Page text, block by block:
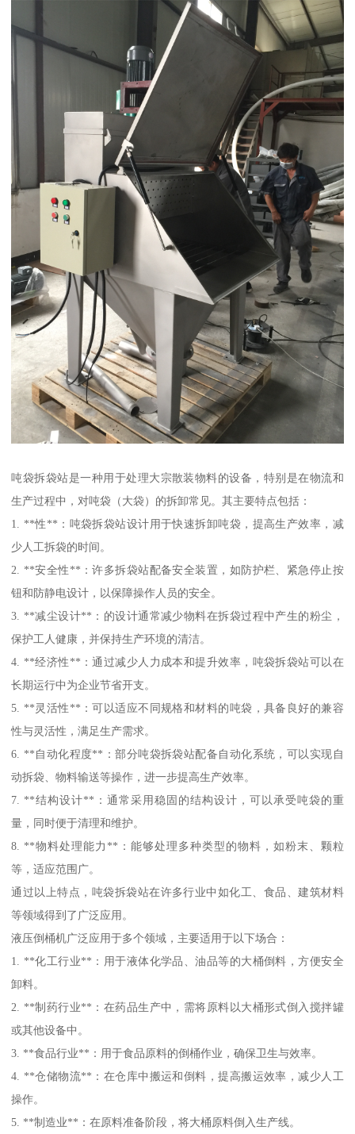
吨袋拆袋站是一种用于处理大宗散装物料的设备，特别是在物流和
生产过程中，对吨袋（大袋）的拆卸常见。其主要特点包括：
1. **性**：吨袋拆袋站设计用于快速拆卸吨袋，提高生产效率，减
少人工拆袋的时间。
2. **安全性**：许多拆袋站配备安全装置，如防护栏、紧急停止按
钮和防静电设计，以保障操作人员的安全。
3. **减尘设计**：的设计通常减少物料在拆袋过程中产生的粉尘，
保护工人健康，并保持生产环境的清洁。
4. **经济性**：通过减少人力成本和提升效率，吨袋拆袋站可以在
长期运行中为企业节省开支。
5. **灵活性**：可以适应不同规格和材料的吨袋，具备良好的兼容
性与灵活性，满足生产需求。
6. **自动化程度**：部分吨袋拆袋站配备自动化系统，可以实现自
动拆袋、物料输送等操作，进一步提高生产效率。
7. **结构设计**：通常采用稳固的结构设计，可以承受吨袋的重
量，同时便于清理和维护。
8. **物料处理能力**：能够处理多种类型的物料，如粉末、颗粒
等，适应范围广。
通过以上特点，吨袋拆袋站在许多行业中如化工、食品、建筑材料
等领域得到了广泛应用。
液压倒桶机广泛应用于多个领域，主要适用于以下场合：
1. **化工行业**：用于液体化学品、油品等的大桶倒料，方便安全
卸料。
2. **制药行业**：在药品生产中，需将原料以大桶形式倒入搅拌罐
或其他设备中。
3. **食品行业**：用于食品原料的倒桶作业，确保卫生与效率。
4. **仓储物流**：在仓库中搬运和倒料，提高搬运效率，减少人工
操作。
5. **制造业**：在原料准备阶段，将大桶原料倒入生产线。